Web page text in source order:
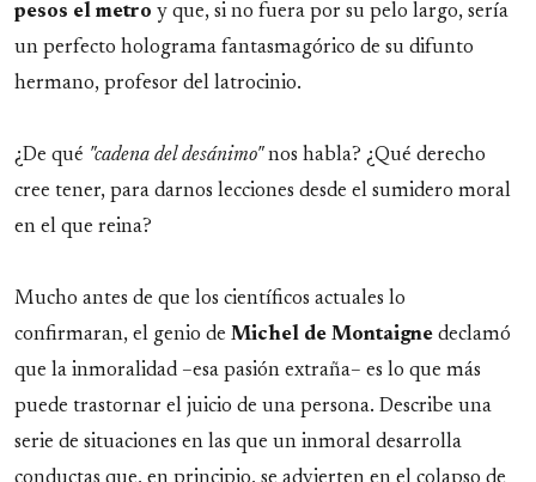
pesos el metro y que, si no fuera por su pelo largo, sería
un perfecto holograma fantasmagórico de su difunto
hermano, profesor del latrocinio.
¿De qué "cadena del desánimo"nos habla? ¿Qué derecho
cree tener, para darnos lecciones desde el sumidero moral
en el que reina?
Mucho antes de que los científicos actuales lo
confirmaran, el genio de Michel de Montaigne declamó
que la inmoralidad –esa pasión extraña– es lo que más
puede trastornar el juicio de una persona. Describe una
serie de situaciones en las que un inmoral desarrolla